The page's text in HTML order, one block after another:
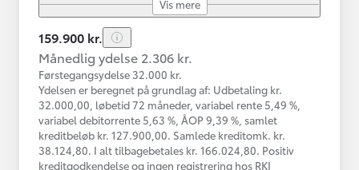
Vis mere
159.900 kr.
Månedlig ydelse 2.306 kr.
Førstegangsydelse 32.000 kr.
Ydelsen er beregnet på grundlag af: Udbetaling kr.
32.000,00, løbetid 72 måneder, variabel rente 5,49 %,
variabel debitorrente 5,63 %, ÅOP 9,39 %, samlet
kreditbeløb kr. 127.900,00. Samlede kreditomk. kr.
38.124,80. I alt tilbagebetales kr. 166.024,80. Positiv
kreditgodkendelse og ingen registrering hos RKI